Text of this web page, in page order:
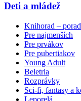
Deti a mládež
Knihorad –
Pre najmenších
Pre prvákov
Pre pubertiakov
Young Adult
Beletria
Rozprávky
Sci-fi, fantasy a
Leporelá